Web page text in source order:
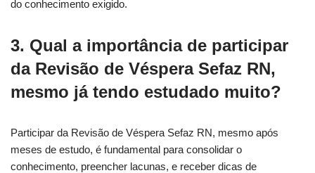
do conhecimento exigido.
3. Qual a importância de participar
da Revisão de Véspera Sefaz RN,
mesmo já tendo estudado muito?
Participar da Revisão de Véspera Sefaz RN, mesmo após
meses de estudo, é fundamental para consolidar o
conhecimento, preencher lacunas, e receber dicas de